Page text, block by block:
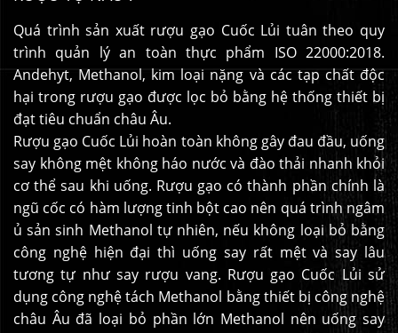
Quá trình sản xuất rượu gạo Cuốc Lủi tuân theo quy
trình quản lý an toàn thực phẩm ISO 22000:2018.
Andehyt, Methanol, kim loại nặng và các tạp chất độc
hại trong rượu gạo được lọc bỏ bằng hệ thống thiết bị
đạt tiêu chuẩn châu Âu.
Rượu gạo Cuốc Lủi hoàn toàn không gây đau đầu, uống
say không mệt không háo nước và đào thải nhanh khỏi
cơ thể sau khi uống. Rượu gạo có thành phần chính là
ngũ cốc có hàm lượng tinh bột cao nên quá trình ngâm
ủ sản sinh Methanol tự nhiên, nếu không loại bỏ bằng
công nghệ hiện đại thì uống say rất mệt và say lâu
tương tự như say rượu vang. Rượu gạo Cuốc Lủi sử
dụng công nghệ tách Methanol bằng thiết bị công nghệ
châu Âu đã loại bỏ phần lớn Methanol nên uống say